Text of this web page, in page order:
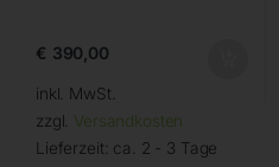
€ 390,00
inkl. MwSt.
zzgl. Versandkosten
Lieferzeit: ca. 2 - 3 Tage